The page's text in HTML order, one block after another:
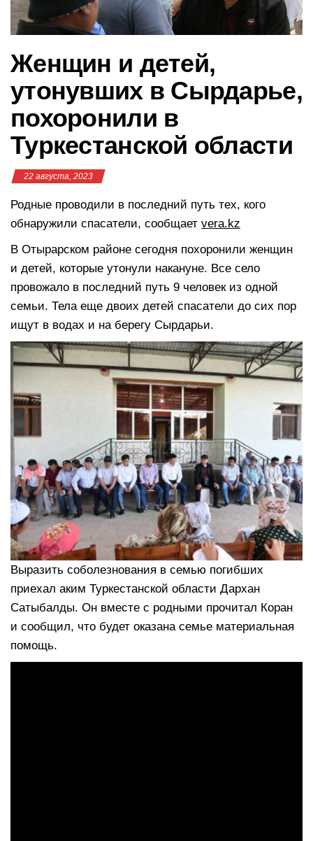
Женщин и детей,
утонувших в Сырдарье,
похоронили в
Туркестанской области
22 августа, 2023
Родные проводили в последний путь тех, кого
обнаружили спасатели, сообщает vera.kz
В Отырарском районе сегодня похоронили женщин
и детей, которые утонули накануне. Все село
провожало в последний путь 9 человек из одной
семьи. Тела еще двоих детей спасатели до сих пор
ищут в водах и на берегу Сырдарьи.
Выразить соболезнования в семью погибших
приехал аким Туркестанской области Дархан
Сатыбалды. Он вместе с родными прочитал Коран
и сообщил, что будет оказана семье материальная
помощь.